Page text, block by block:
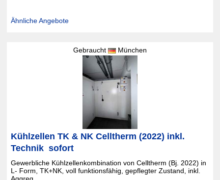
Ähnliche Angebote
Gebraucht München
Kühlzellen TK & NK Celltherm (2022) inkl.
Technik  sofort
Gewerbliche Kühlzellenkombination von Celltherm (Bj. 2022) in
L- Form, TK+NK, voll funktionsfähig, gepflegter Zustand, inkl.